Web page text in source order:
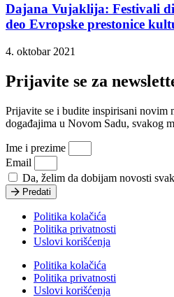
Dajana Vujaklija: Festivali
deo Evropske prestonice
4. oktobar 2021
Prijavite se za
Prijavite se i budite inspirisani novim
događajima u Novom Sadu, svakog
Ime i prezime
Email
Da, želim da dobijam novosti
Predati
Politika kolačića
Politika privatnosti
Uslovi korišćenja
Politika kolačića
Politika privatnosti
Uslovi korišćenja